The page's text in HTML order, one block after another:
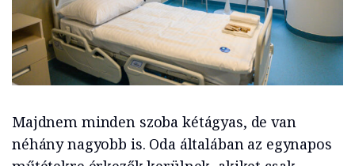
Majdnem minden szoba kétágyas, de van
néhány nagyobb is. Oda általában az egynapos